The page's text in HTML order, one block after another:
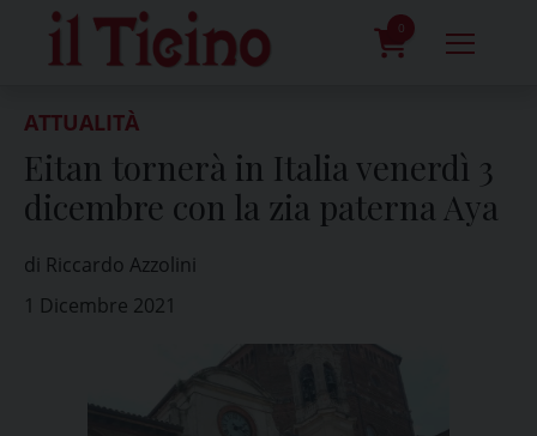
content
0
ATTUALITÀ
Eitan tornerà in Italia venerdì 3
dicembre con la zia paterna Aya
di Riccardo Azzolini
1 Dicembre 2021